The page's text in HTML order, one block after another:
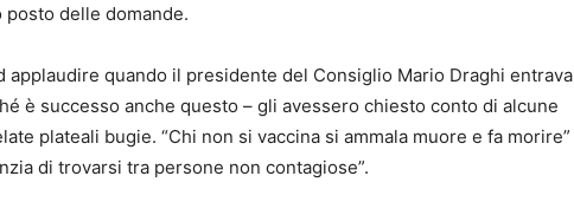
delle domande.
applaudire quando il presidente del Consiglio Mario Draghi entrava
è successo anche questo – gli avessero chiesto conto di alcune
plateali bugie. “Chi non si vaccina si ammala muore e fa morire”
di trovarsi tra persone non contagiose”.